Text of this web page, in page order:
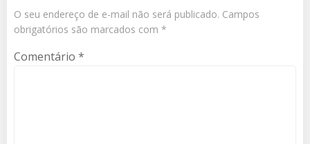
O seu endereço de e-mail não será publicado. Campos
obrigatórios são marcados com *
Comentário *